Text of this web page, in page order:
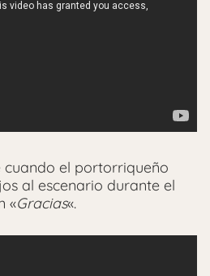
el portorriqueño
al escenario durante el
«Gracias«.